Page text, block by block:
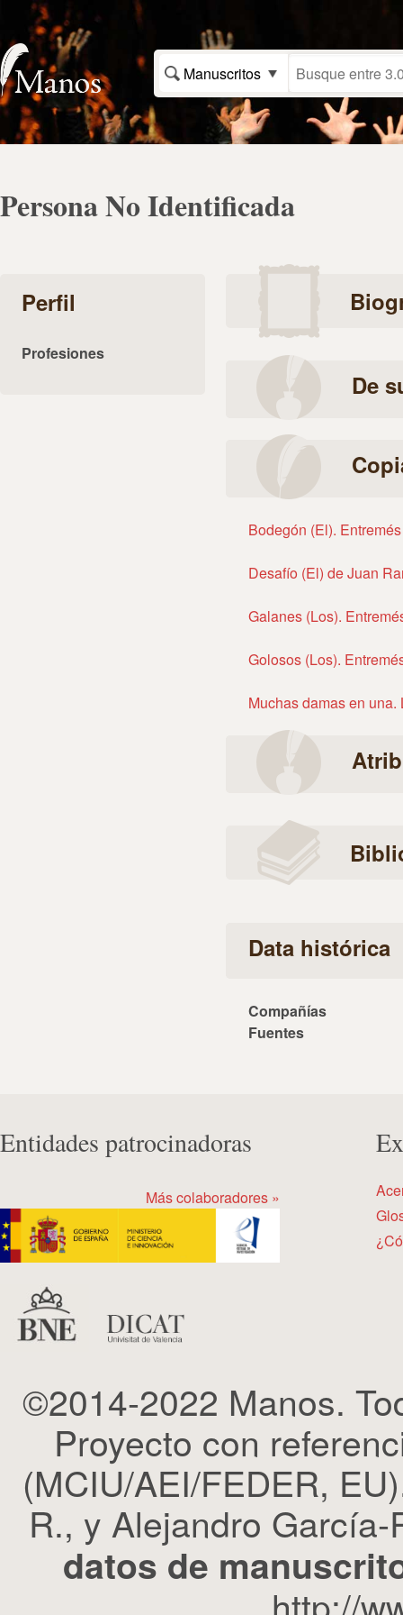
Manuscritos
Persona No Identificada
Perfil
Profesiones
De
Bodegón (El). Entremés
Desafío (El) de Juan
Galanes (Los).
Golosos (Los).
Muchas damas en
Data histórica
Compañías
Fuentes
Entidades patrocinadoras
Más colaboradores »
©2014-2022 Manos.
Proyecto con
(MCIU/AEI/FEDER,
R., y Alejandro
datos de